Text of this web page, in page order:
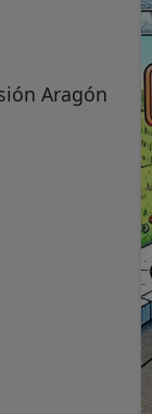
Aragón